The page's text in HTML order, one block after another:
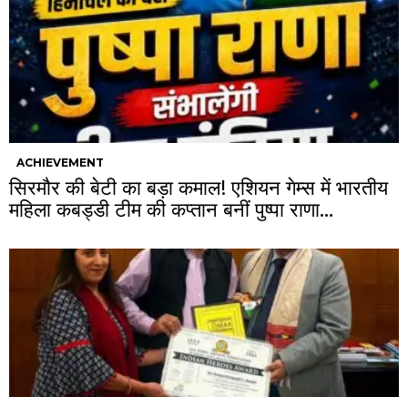
ACHIEVEMENT
सिरमौर की बेटी का बड़ा कमाल! एशियन गेम्स में भारतीय
महिला कबड्डी टीम की कप्तान बनीं पुष्पा राणा…